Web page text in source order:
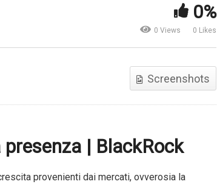
Grande Distribuzione
Alimentare. L’outlook di
0%
0 Views 0 Likes
Screenshots
| BlackRock
provenienti dai mercati, ovverosia la